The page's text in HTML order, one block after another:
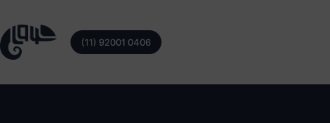
(11) 92001 0406